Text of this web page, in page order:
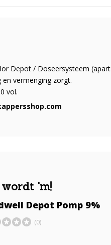
Depot / Doseersysteem (apart
vermenging zorgt.
vol.
'm!
Depot Pomp 9%
(0)